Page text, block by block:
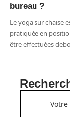
bureau ?
Le yoga sur chaise
pratiquée en
être effectuées